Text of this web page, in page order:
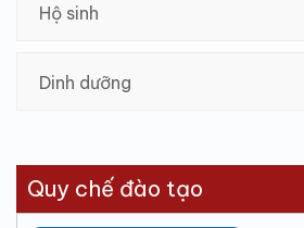
Hộ sinh
Dinh dưỡng
Quy chế đào tạo